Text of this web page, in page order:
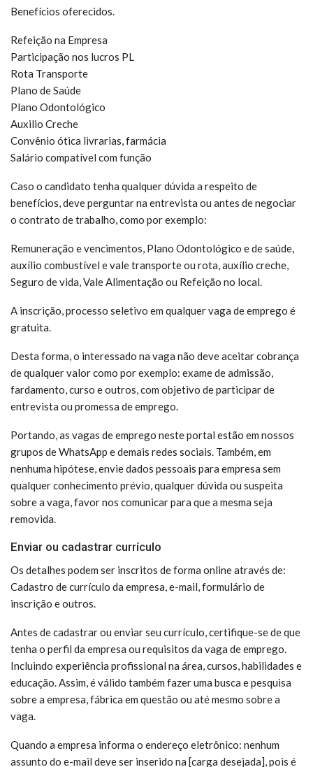
Benefícios oferecidos.
Refeição na Empresa
Participação nos lucros PL
Rota Transporte
Plano de Saúde
Plano Odontológico
Auxilio Creche
Convênio ótica livrarias, farmácia
Salário compatível com função
Caso o candidato tenha qualquer dúvida a respeito de
benefícios, deve perguntar na entrevista ou antes de negociar
o contrato de trabalho, como por exemplo:
Remuneração e vencimentos, Plano Odontológico e de saúde,
auxílio combustível e vale transporte ou rota, auxílio creche,
Seguro de vida, Vale Alimentação ou Refeição no local.
A inscrição, processo seletivo em qualquer vaga de emprego é
gratuita.
Desta forma, o interessado na vaga não deve aceitar cobrança
de qualquer valor como por exemplo: exame de admissão,
fardamento, curso e outros, com objetivo de participar de
entrevista ou promessa de emprego.
Portando, as vagas de emprego neste portal estão em nossos
grupos de WhatsApp e demais redes sociais. Também, em
nenhuma hipótese, envie dados pessoais para empresa sem
qualquer conhecimento prévio, qualquer dúvida ou suspeita
sobre a vaga, favor nos comunicar para que a mesma seja
removida.
Enviar ou cadastrar currículo
Os detalhes podem ser inscritos de forma online através de:
Cadastro de currículo da empresa, e-mail, formulário de
inscrição e outros.
Antes de cadastrar ou enviar seu currículo, certifique-se de que
tenha o perfil da empresa ou requisitos da vaga de emprego.
Incluindo experiência profissional na área, cursos, habilidades e
educação. Assim, é válido também fazer uma busca e pesquisa
sobre a empresa, fábrica em questão ou até mesmo sobre a
vaga.
Quando a empresa informa o endereço eletrônico: nenhum
assunto do e-mail deve ser inserido na [carga desejada], pois é